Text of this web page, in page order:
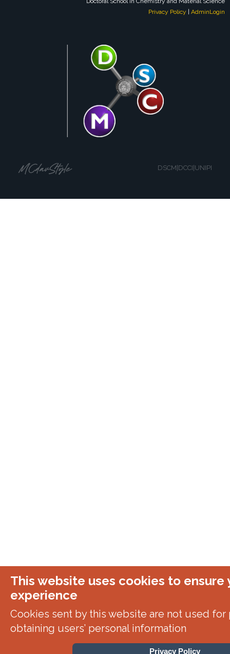
Privacy Policy | AdminLogin
DSCM|DCCI|UNIPI
This website uses cookies to
experience
Cookies sent by this website are not used
obtaining users’ personal information
Privacy Policy